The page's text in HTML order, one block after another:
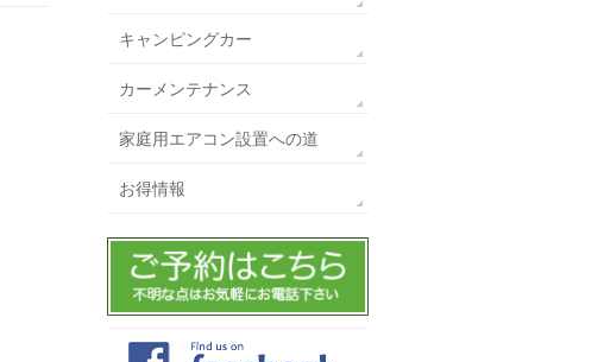
キャンピングカー
カーメンテナンス
家庭用エアコン設置への道
お得情報